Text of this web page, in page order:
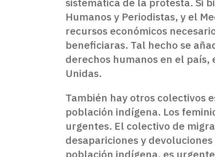
Humanos y Periodistas, y el
recursos económicos
beneficiaras. Tal hecho se
derechos humanos en el
Unidas.
También hay otros colectivos
población indígena. Los
urgentes. El colectivo de
desapariciones y
población indígena, es